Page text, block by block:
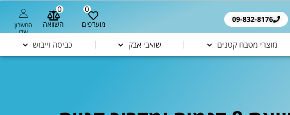
09-832-8176​
מועדפים
0
השוואה
0
החשבון
שלי
מוצרי מטבח קטנים שואבי אבק כביסה וייבוש